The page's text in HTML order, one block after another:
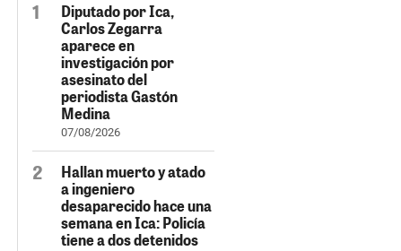
Diputado por Ica,
Carlos Zegarra
aparece en
investigación por
asesinato del
periodista Gastón
Medina
07/08/2026
Hallan muerto y atado
a ingeniero
desaparecido hace una
semana en Ica: Policía
tiene a dos detenidos